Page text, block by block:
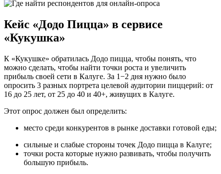
Кейс «Додо Пицца» в сервисе
«Кукушка»
К «Кукушке» обратилась Додо пицца, чтобы понять, что
можно сделать, чтобы найти точки роста и увеличить
прибыль своей сети в Калуге. За 1−2 дня нужно было
опросить 3 разных портрета целевой аудитории пиццерий: от
16 до 25 лет, от 25 до 40 и 40+, живущих в Калуге.
Этот опрос должен был определить:
место среди конкурентов в рынке доставки готовой еды;
сильные и слабые стороны точек Додо пицца в Калуге;
точки роста которые нужно развивать, чтобы получить
большую прибыль.